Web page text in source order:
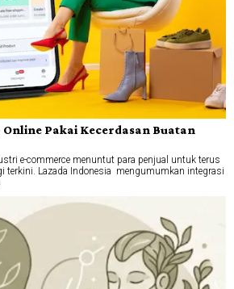
Pakai Kecerdasan Buatan
e-commerce menuntut para penjual untuk terus
terkini. Lazada Indonesia mengumumkan integrasi